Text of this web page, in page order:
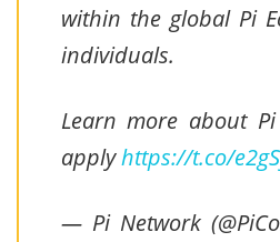
within the global Pi
individuals.
Learn more about
applyhttps://t.co/
— Pi Network